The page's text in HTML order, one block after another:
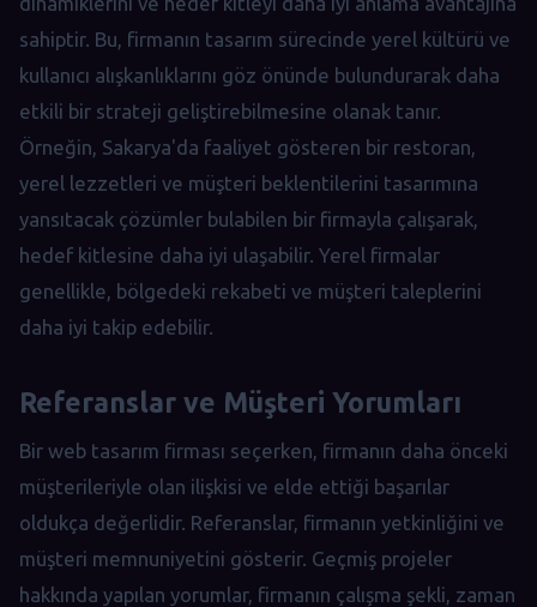
sahiptir. Bu, firmanın tasarım sürecinde yerel kültürü ve
kullanıcı alışkanlıklarını göz önünde bulundurarak daha
etkili bir strateji geliştirebilmesine olanak tanır.
Örneğin, Sakarya'da faaliyet gösteren bir restoran,
yerel lezzetleri ve müşteri beklentilerini tasarımına
yansıtacak çözümler bulabilen bir firmayla çalışarak,
hedef kitlesine daha iyi ulaşabilir. Yerel firmalar
genellikle, bölgedeki rekabeti ve müşteri taleplerini
daha iyi takip edebilir.
Referanslar ve Müşteri Yorumları
Bir web tasarım firması seçerken, firmanın daha önceki
müşterileriyle olan ilişkisi ve elde ettiği başarılar
oldukça değerlidir. Referanslar, firmanın yetkinliğini ve
müşteri memnuniyetini gösterir. Geçmiş projeler
hakkında yapılan yorumlar, firmanın çalışma şekli, zaman